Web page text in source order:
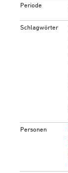
Periode
Schlagwörter
Personen